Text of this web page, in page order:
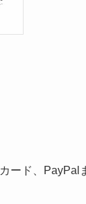
ード、PayPal